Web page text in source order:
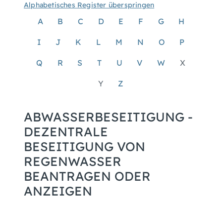
Alphabetisches Register überspringen
A B C D E F G H
I J K L M N O P
Q R S T U V W X
Y Z
ABWASSERBESEITIGUNG -
DEZENTRALE
BESEITIGUNG VON
REGENWASSER
BEANTRAGEN ODER
ANZEIGEN